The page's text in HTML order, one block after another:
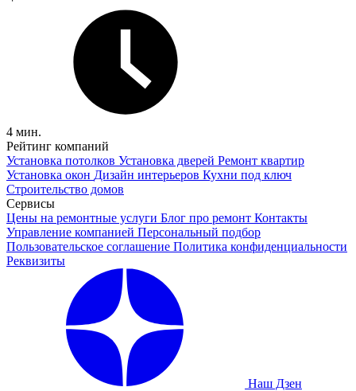
4 мин.
Рейтинг компаний
Установка потолков Установка дверей Ремонт квартир
Установка окон Дизайн интерьеров Кухни под ключ
Строительство домов
Сервисы
Цены на ремонтные услуги Блог про ремонт Контакты
Управление компанией Персональный подбор
Пользовательское соглашение Политика конфиденциальности
Реквизиты
Наш Дзен